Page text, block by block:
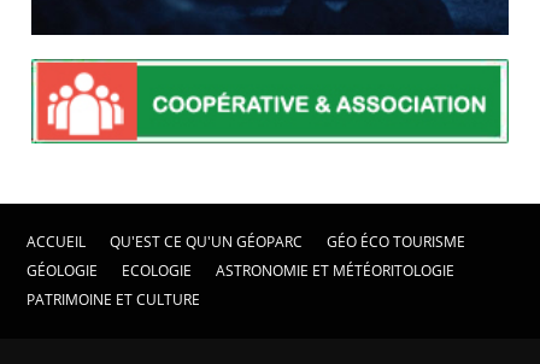
ACCUEIL QU'EST CE QU'UN GÉOPARC
GÉO ÉCO TOURISME
GÉOLOGIE
ECOLOGIE
ASTRONOMIE ET MÉTÉORITOLOGIE
PATRIMOINE ET CULTURE